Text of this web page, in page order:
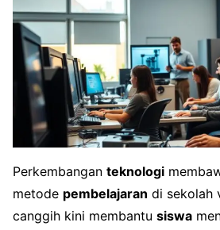
Perkembangan teknologi
metode pembelajaran di sekolah
canggih kini membantu siswa